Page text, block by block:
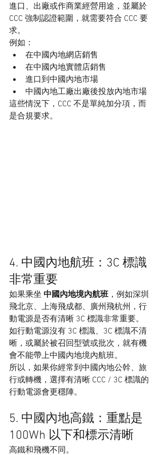
進口、出廠或作商業經營用途，並屬於
CCC 強制認證範圍，就需要符合 CCC 要
求。
例如：
在中國內地網店銷售
在中國內地實體店銷售
進口到中國內地市場
中國內地工廠出廠後投放內地市場
這些情況下，CCC 不是單純加分項，而
是合規要求。
4. 中國內地航班：3C 標識
非常重要
如果乘坐 中國內地境內航班，例如深圳
飛北京、上海飛成都、廣州飛杭州，行
動電源是否有清晰 3C 標識非常重要。
如行動電源沒有 3C 標識、3C 標識不清
晰，或屬於被召回型號或批次，就有機
會不能帶上中國內地境內航班。
所以，如果你經常到中國內地公幹、旅
行或轉機，選擇有清晰 CCC / 3C 標識的
行動電源會更穩陣。
5. 中國內地高鐵：重點是
100Wh 以下和標示清晰
高鐵和飛機不同。